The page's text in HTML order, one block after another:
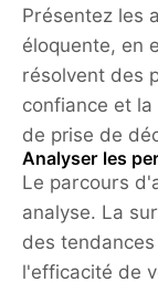
Présentez les
éloquente, en
résolvent des
confiance et
de prise de
Analyser les
Le parcours
analyse. La
des
l'efficacité de